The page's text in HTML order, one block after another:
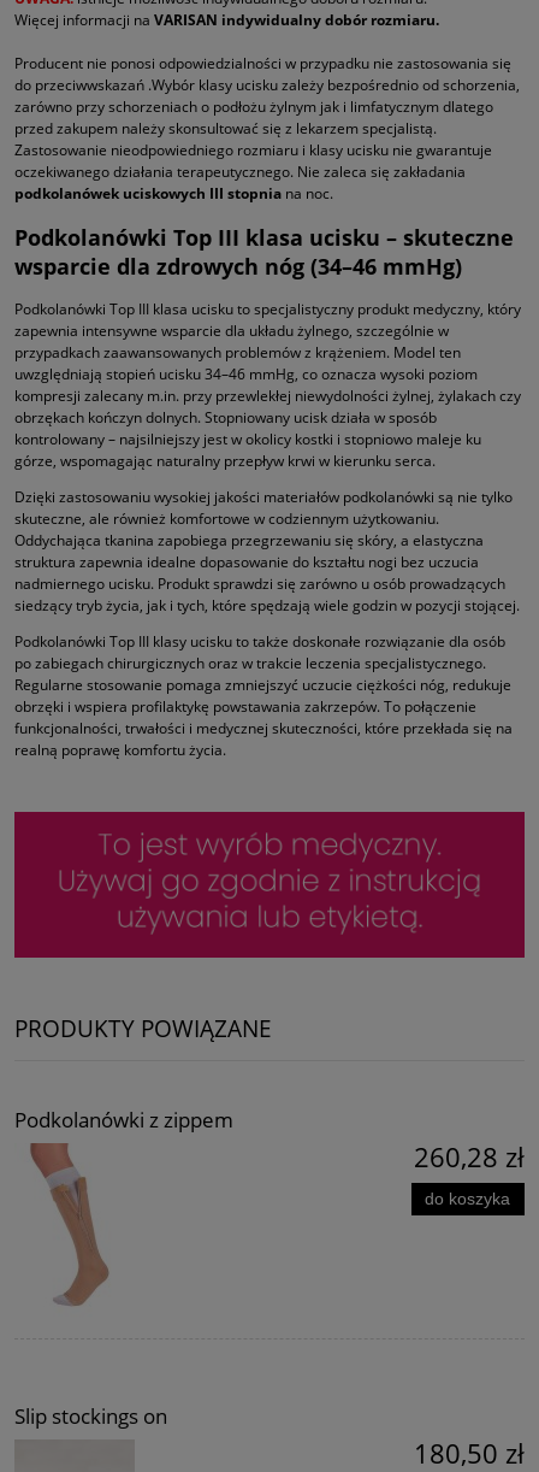
Więcej informacji na VARISAN indywidualny dobór rozmiaru.
Producent nie ponosi odpowiedzialności w przypadku nie zastosowania się
do przeciwwskazań .Wybór klasy ucisku zależy bezpośrednio od schorzenia,
zarówno przy schorzeniach o podłożu żylnym jak i limfatycznym dlatego
przed zakupem należy skonsultować się z lekarzem specjalistą.
Zastosowanie nieodpowiedniego rozmiaru i klasy ucisku nie gwarantuje
oczekiwanego działania terapeutycznego. Nie zaleca się zakładania
podkolanówek uciskowych III stopnia na noc.
Podkolanówki Top III klasa ucisku – skuteczne
wsparcie dla zdrowych nóg (34–46 mmHg)
Podkolanówki Top III klasa ucisku to specjalistyczny produkt medyczny, który
zapewnia intensywne wsparcie dla układu żylnego, szczególnie w
przypadkach zaawansowanych problemów z krążeniem. Model ten
uwzględniają stopień ucisku 34–46 mmHg, co oznacza wysoki poziom
kompresji zalecany m.in. przy przewlekłej niewydolności żylnej, żylakach czy
obrzękach kończyn dolnych. Stopniowany ucisk działa w sposób
kontrolowany – najsilniejszy jest w okolicy kostki i stopniowo maleje ku
górze, wspomagając naturalny przepływ krwi w kierunku serca.
Dzięki zastosowaniu wysokiej jakości materiałów podkolanówki są nie tylko
skuteczne, ale również komfortowe w codziennym użytkowaniu.
Oddychająca tkanina zapobiega przegrzewaniu się skóry, a elastyczna
struktura zapewnia idealne dopasowanie do kształtu nogi bez uczucia
nadmiernego ucisku. Produkt sprawdzi się zarówno u osób prowadzących
siedzący tryb życia, jak i tych, które spędzają wiele godzin w pozycji stojącej.
Podkolanówki Top III klasy ucisku to także doskonałe rozwiązanie dla osób
po zabiegach chirurgicznych oraz w trakcie leczenia specjalistycznego.
Regularne stosowanie pomaga zmniejszyć uczucie ciężkości nóg, redukuje
obrzęki i wspiera profilaktykę powstawania zakrzepów. To połączenie
funkcjonalności, trwałości i medycznej skuteczności, które przekłada się na
realną poprawę komfortu życia.
PRODUKTY POWIĄZANE
Podkolanówki z zippem
260,28 zł
do koszyka
Slip stockings on
180,50 zł